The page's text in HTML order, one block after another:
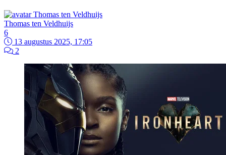
Thomas ten Veldhuijs
6
13 augustus 2025, 17:05
2